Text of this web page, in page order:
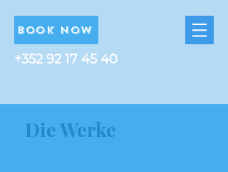
BOOK NOW
+352 92 17 45 40
Die Werke